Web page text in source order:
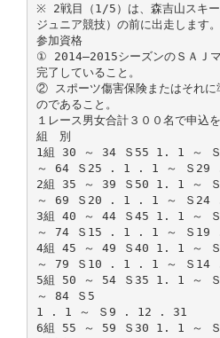
※ 2戦目（1/5）は、森吉山スキー
ジュニア競技）の前に出走します。
参加資格
① 2014―2015シーズンのＳＡＪ
完了していること。
② スポーツ傷害保険またはそれに
のであること。
１レース男女合計３００名で申込を
組 別
1組 30 ～ 34 Ｓ55 1. 1 ～
～ 64 Ｓ25 . 1 . 1 ～ Ｓ29
2組 35 ～ 39 Ｓ50 1. 1 ～
～ 69 Ｓ20 . 1 . 1 ～ Ｓ24
3組 40 ～ 44 Ｓ45 1. 1 ～
～ 74 Ｓ15 . 1 . 1 ～ Ｓ19
4組 45 ～ 49 Ｓ40 1. 1 ～
～ 79 Ｓ10 . 1 . 1 ～ Ｓ14
5組 50 ～ 54 Ｓ35 1. 1 ～
～ 84 Ｓ5
1 . 1 ～ Ｓ9 . 12 . 31
6組 55 ～ 59 Ｓ30 1. 1 ～